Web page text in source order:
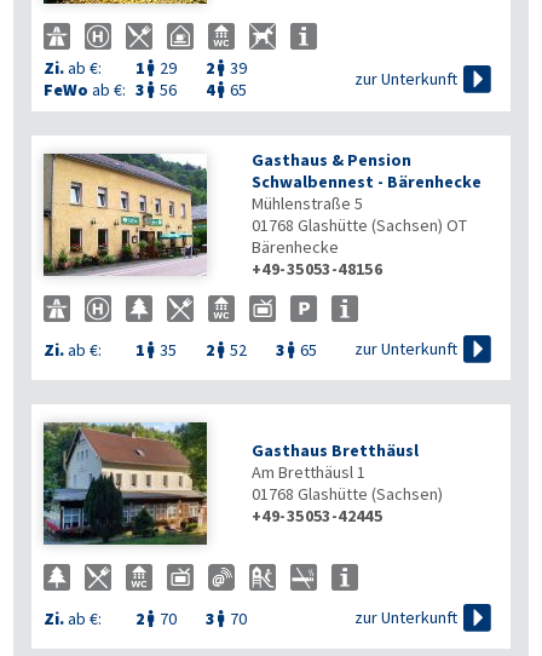
Zi.ab €: 1  29 2  39
FeWo ab €: 3  56 4 65
zur Unterkunft 
Gasthaus & Pension
Schwalbennest - Bärenhecke
Mühlenstraße 5
01768 Glashütte (Sachsen) OT
Bärenhecke
+49-35053-48156
Zi.ab €: 1  35 2  52 3  65 zur Unterkunft 
Gasthaus Bretthäusl
Am Bretthäusl 1
01768 Glashütte (Sachsen)
+49-35053-42445
Zi.ab €: 2  70 3  70 zur Unterkunft 